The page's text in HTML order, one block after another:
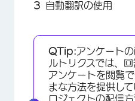
自動翻訳の使用
QTip:アンケート
ルトリクスでは、
アンケートを閲覧
まな方法を提供し
ロジェクトの配信